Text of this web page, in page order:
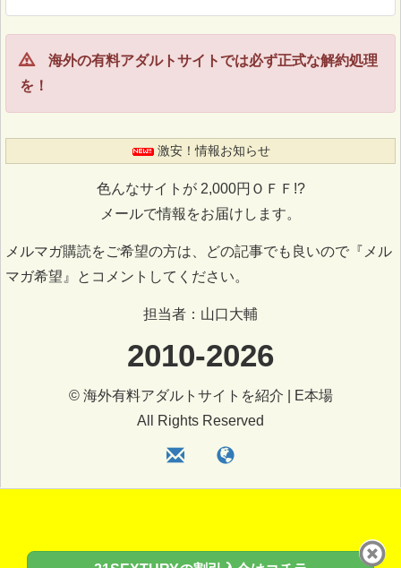
海外の有料アダルトサイトでは必ず正式な解約処理
を！
激安！情報お知らせ
色んなサイトが 2,000円ＯＦＦ!?
メールで情報をお届けします。
メルマガ購読をご希望の方は、どの記事でも良いので『メル
マガ希望』とコメントしてください。
担当者：山口大輔
2010-2026
© 海外有料アダルトサイトを紹介 | E本場
All Rights Reserved